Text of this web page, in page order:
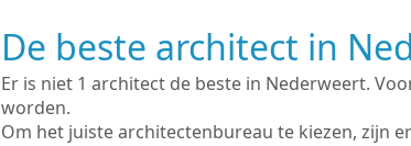
De beste architect in
Er is niet 1 architect de beste in Nederweert.
worden.
Om het juiste architectenbureau te kiezen, zijn